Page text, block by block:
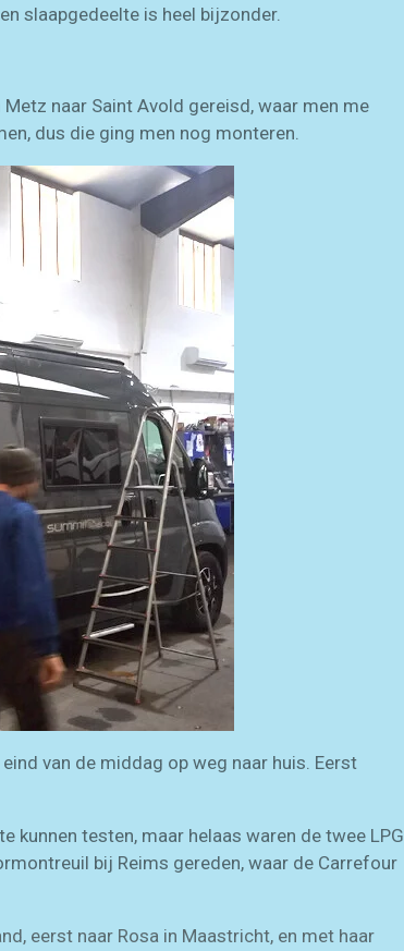
slaapgedeelte is heel bijzonder.
naar Saint Avold gereisd, waar men me
dus die ging men nog monteren.
van de middag op weg naar huis. Eerst
kunnen testen, maar helaas waren de twee LPG
bij Reims gereden, waar de Carrefour
eerst naar Rosa in Maastricht, en met haar